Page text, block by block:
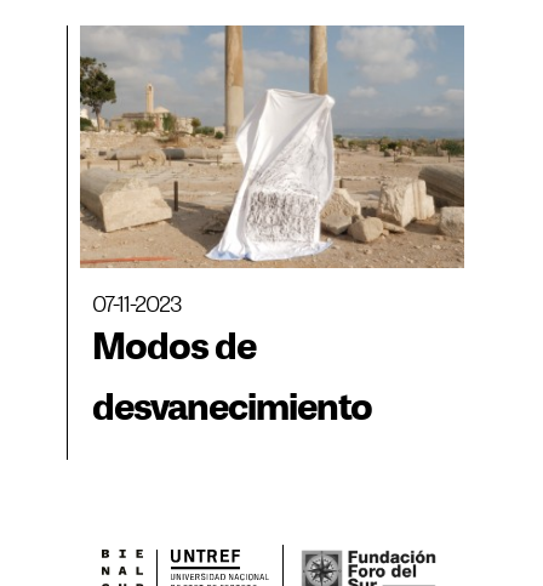
07-11-2023
Modos de
desvanecimiento